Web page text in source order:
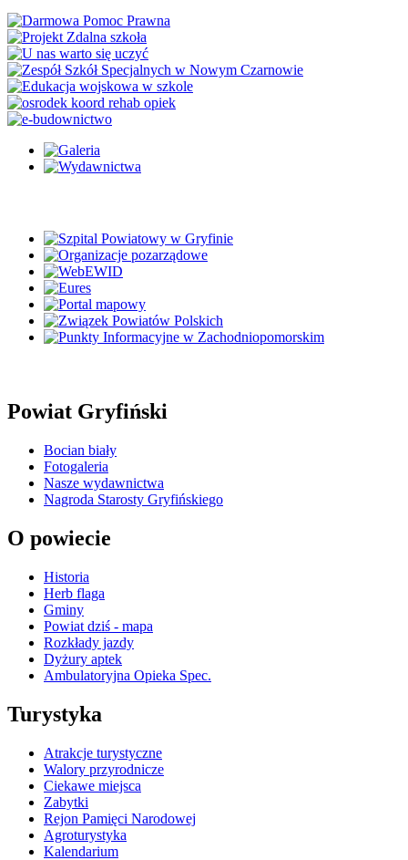
Powiat Gryfiński
Bocian biały
Fotogaleria
Nasze wydawnictwa
Nagroda Starosty Gryfińskiego
O powiecie
Historia
Herb flaga
Gminy
Powiat dziś - mapa
Rozkłady jazdy
Dyżury aptek
Ambulatoryjna Opieka Spec.
Turystyka
Atrakcje turystyczne
Walory przyrodnicze
Ciekawe miejsca
Zabytki
Rejon Pamięci Narodowej
Agroturystyka
Kalendarium